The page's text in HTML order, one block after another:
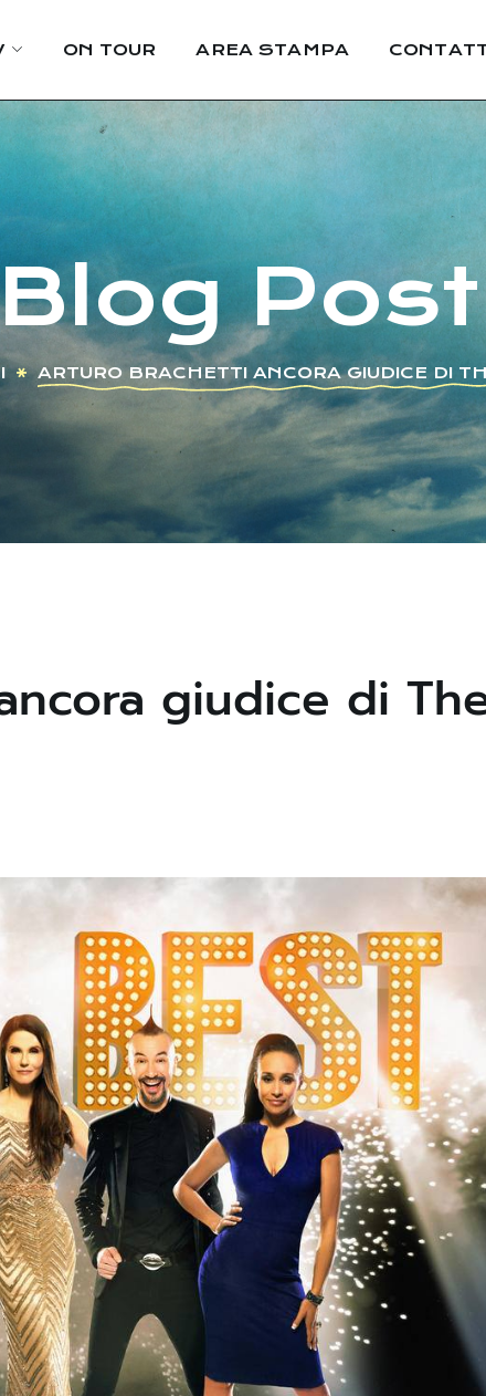
ON TOUR AREA STAMPA
Post
ARTURO BRACHETTI ANCORA GIUDICE DI
giudice di